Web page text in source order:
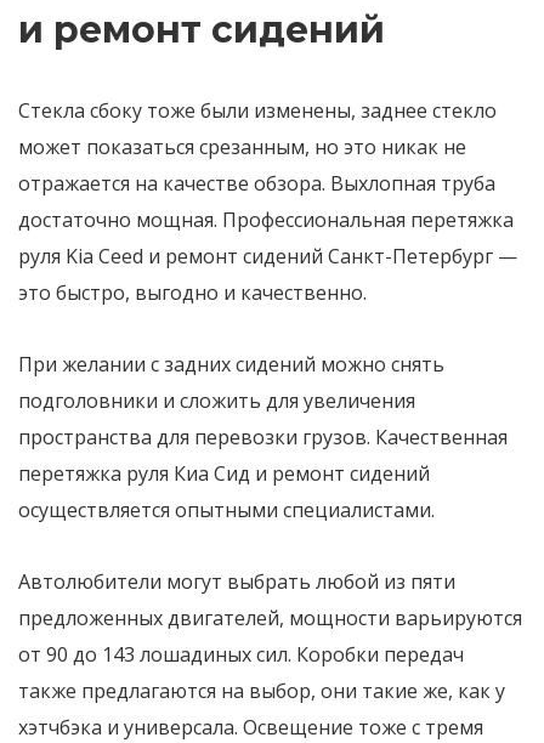
и ремонт сидений
Стекла сбоку тоже были изменены, заднее стекло
может показаться срезанным, но это никак не
отражается на качестве обзора. Выхлопная труба
достаточно мощная. Профессиональная перетяжка
руля Kia Ceed и ремонт сидений Санкт-Петербург —
это быстро, выгодно и качественно.
При желании с задних сидений можно снять
подголовники и сложить для увеличения
пространства для перевозки грузов. Качественная
перетяжка руля Киа Сид и ремонт сидений
осуществляется опытными специалистами.
Автолюбители могут выбрать любой из пяти
предложенных двигателей, мощности варьируются
от 90 до 143 лошадиных сил. Коробки передач
также предлагаются на выбор, они такие же, как у
хэтчбэка и универсала. Освещение тоже с тремя